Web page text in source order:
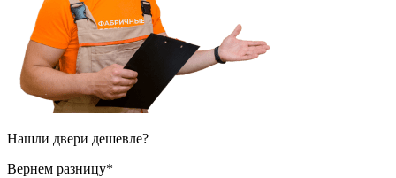
Нашли двери дешевле?
Вернем разницу*